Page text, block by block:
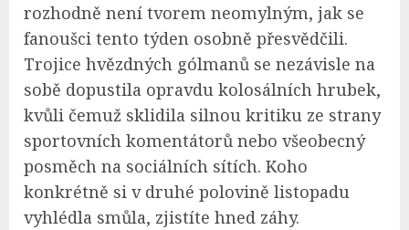
rozhodně není tvorem neomylným, jak se
fanoušci tento týden osobně přesvědčili.
Trojice hvězdných gólmanů se nezávisle na
sobě dopustila opravdu kolosálních hrubek,
kvůli čemuž sklidila silnou kritiku ze strany
sportovních komentátorů nebo všeobecný
posměch na sociálních sítích. Koho
konkrétně si v druhé polovině listopadu
vyhlédla smůla, zjistíte hned záhy.